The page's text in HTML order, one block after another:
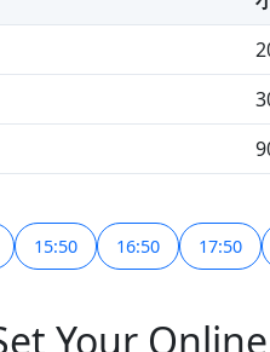
15:50 16:50 17:50
Your